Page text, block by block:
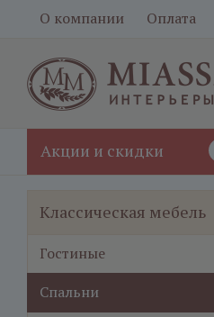
О компании Оплата
Акции и скидки
Классическая мебель
Гостиные
Спальни